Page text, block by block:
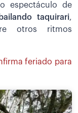
espectáculo de
bailando taquirari,
otros ritmos
feriado para